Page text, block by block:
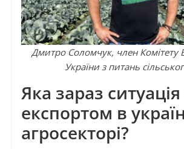
Дмитро Соломчук, член Комітету
України з питань
Яка зараз ситуація
експортом в
агросекторі?